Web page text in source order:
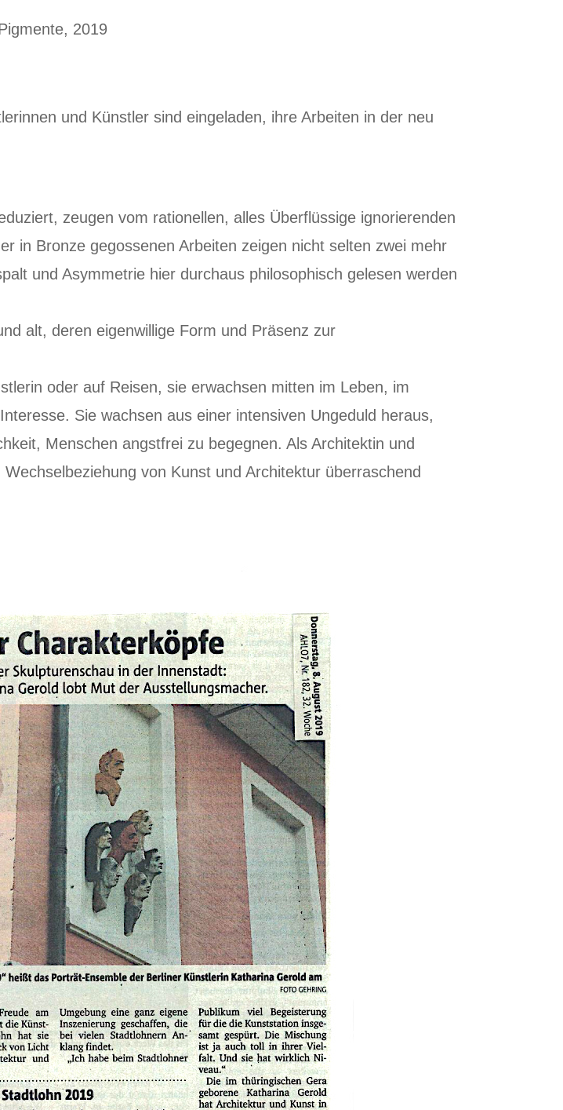
2019
und Künstler sind eingeladen, ihre Arbeiten in der neu
zeugen vom rationellen, alles Überflüssige ignorierenden
in Bronze gegossenen Arbeiten zeigen nicht selten zwei mehr
und Asymmetrie hier durchaus philosophisch gelesen werden
alt, deren eigenwillige Form und Präsenz zur
oder auf Reisen, sie erwachsen mitten im Leben, im
Sie wachsen aus einer intensiven Ungeduld heraus,
Menschen angstfrei zu begegnen. Als Architektin und
von Kunst und Architektur überraschend